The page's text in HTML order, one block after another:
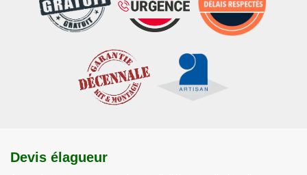
Devis élagueur